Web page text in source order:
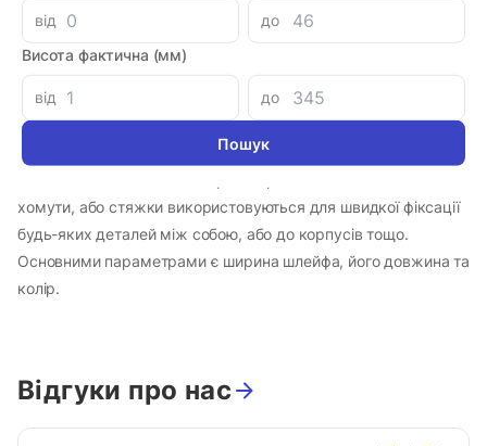
від
до
Висота фактична (мм)
від до
Артикул CT-B5250
Виробник
Країна-виробник
Інформація
хомути, або стяжки використовуються для швидкої фіксації
будь-яких деталей між собою, або до корпусів тощо.
Основними параметрами є ширина шлейфа, його довжина та
колір.
Відгуки про нас